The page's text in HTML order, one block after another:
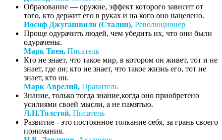
Образование — оружие, эффект которого зависит от
того, кто держит его в руках и на кого оно нацелено.
Иосиф Джугашвили (Сталин), Революционер
Проще одурачить людей, чем убедить их, что они были
одурачены.
Марк Твен, Писатель
Кто не знает, что такое мир, в котором он живет, тот и не
знает, где он; кто не знает, что такое жизнь его, тот не
знает, кто он.
Марк Аврелий, Правитель
Знание, только тогда знание,когда оно приобретено
усилиями своей мысли, а не памятью.
Л.Н.Толстой, Писатель
Развитие - это постоянное толкание себя, за грань своего
понимания.